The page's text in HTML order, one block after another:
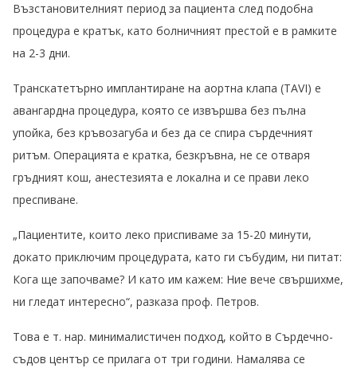
Възстановителният период за пациента след подобна
процедура е кратък, като болничният престой е в рамките
на 2-3 дни.
Транскатетърно имплантиране на аортна клапа (TAVI) е
авангардна процедура, която се извършва без пълна
упойка, без кръвозагуба и без да се спира сърдечният
ритъм. Операцията е кратка, безкръвна, не се отваря
гръдният кош, анестезията е локална и се прави леко
преспиване.
„Пациентите, които леко приспиваме за 15-20 минути,
докато приключим процедурата, като ги събудим, ни питат:
Кога ще започваме? И като им кажем: Ние вече свършихме,
ни гледат интересно“, разказа проф. Петров.
Това е т. нар. минималистичен подход, който в Сърдечно-
съдов център се прилага от три години. Намалява се